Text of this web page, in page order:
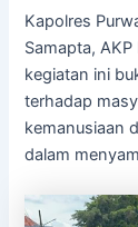
Kapolres
Samapta,
kegiatan ini
terhadap
kemanusiaan
dalam